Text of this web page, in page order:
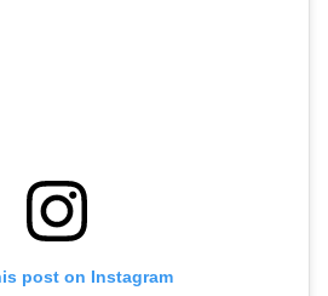
post on Instagram